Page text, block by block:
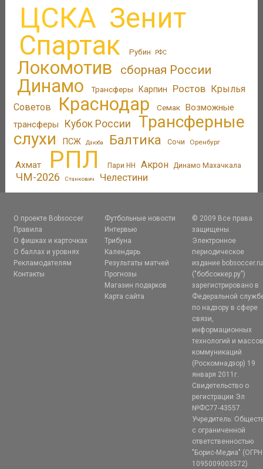
ЦСКА Зенит
Спартак Рубин РФС
Локомотив сборная России
Динамо Трансферы Карпин Ростов Крылья
Советов
Краснодар Семак Возможные
трансферы
Кубок России
Трансферные
слухи
ПСЖ Дзюба Балтика Сочи Оренбург
Ахмат РПЛ Пари НН Акрон Динамо Махачкала
ЧМ-2026 Станкович Челестини
О проекте Bobsoccer
Правила
О фишках и карточках
О баллах и уровнях
Рекламодателям
Контакты
Футбольные новости
Интервью
Трибуна
Календарь
Результаты матчей
Прогнозы
Магазин подарков
Карта сайта
© 2009 Все права
защищены.
Электронное
периодическое
издание bobsoccer.ru
("бобсоккер.ру")
зарегистрировано в
Федеральной
по надзору в сфере
связи,
информационных
технологий и
коммуникаций
(Роскомнадзор) 19
января 2011г.
Свидетельство о
регистрации Эл
№ФС77-43557.
Учредитель:
с ограниченной
ответственностью
"Борис-Медиа" (ОГРН
1095009003572)